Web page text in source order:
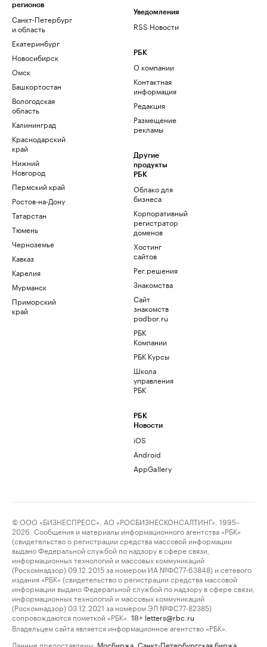
регионов
Санкт-Петербург
и область
Екатеринбург
Новосибирск
Омск
Башкортостан
Вологодская
область
Калининград
Краснодарский
край
Нижний
Новгород
Пермский край
Ростов-на-Дону
Татарстан
Тюмень
Черноземье
Кавказ
Карелия
Мурманск
Приморский
край
Уведомления
RSS Новости
РБК
О компании
Контактная
информация
Редакция
Размещение
рекламы
Другие
продукты
РБК
Облако для
бизнеса
Корпоративный
регистратор
доменов
Хостинг
сайтов
Рег.решения
Знакомства
Сайт
знакомств
podbor.ru
РБК
Компании
РБК Курсы
Школа
управления
РБК
РБК
Новости
iOS
Android
AppGallery
© ООО «БИЗНЕСПРЕСС», АО «РОСБИЗНЕСКОНСАЛТИНГ», 1995–
2026. Сообщения и материалы информационного агентства «РБК»
(свидетельство о регистрации средства массовой информации
выдано Федеральной службой по надзору в сфере связи,
информационных технологий и массовых коммуникаций
(Роскомнадзор) 09.12.2015 за номером ИА №ФС77-63848) и сетевого
издания «РБК» (свидетельство о регистрации средства массовой
информации выдано Федеральной службой по надзору в сфере связи,
информационных технологий и массовых коммуникаций
(Роскомнадзор) 03.12.2021 за номером ЭЛ №ФС77-82385)
сопровождаются пометкой «РБК».
18+ letters@rbc.ru
Владельцем сайта является информационное агентство «РБК».
Данные предоставлены: Мосбиржа Санкт-Петербургская биржа